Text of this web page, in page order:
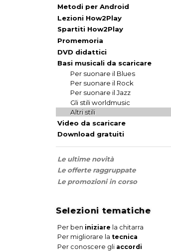
Metodi per Android
Lezioni How2Play
Spartiti How2Play
Promemoria
DVD didattici
Basi musicali da scaricare
Per suonare il Blues
Per suonare il Rock
Per suonare il Jazz
Gli stili worldmusic
Altri stili
Video da scaricare
Download gratuiti
Le ultime novità
Le offerte raggruppate
Le promozioni in corso
Selezioni tematiche
Per ben iniziare la chitarra
Per migliorare la tecnica
Per conoscere gli accordi